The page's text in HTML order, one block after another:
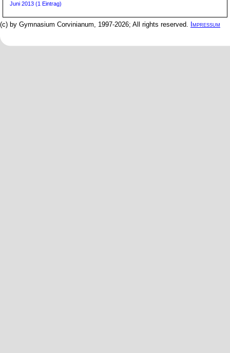
Juni 2013 (1 Eintrag)
(c) by Gymnasium Corvinianum, 1997-2026; All rights reserved. Impressum